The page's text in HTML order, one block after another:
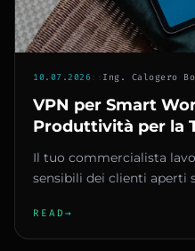
10.07.2026:: Ing. Calogero
VPN per Smart
Produttività per la
Il tuo commercialista
sensibili dei clienti aperti
READ →